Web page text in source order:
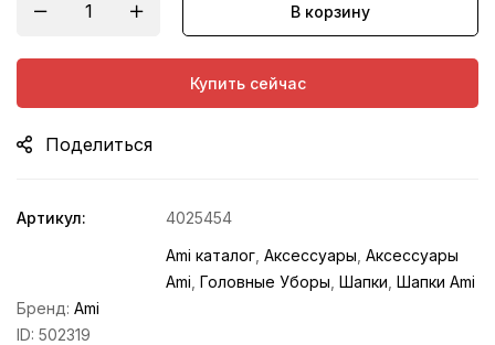
В корзину
Купить сейчас
Поделиться
Артикул:
4025454
Ami каталог Аксессуары Аксессуары
Ami Головные Уборы Шапки Шапки Ami
Бренд: Ami
ID: 502319